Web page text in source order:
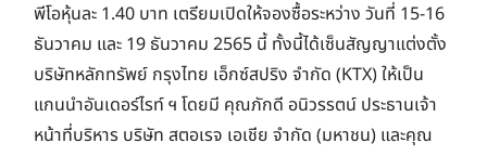
พีโอหุ้นละ 1.40 บาท เตรียมเปิดให้จองซื้อระหว่าง วันที่ 15-16
ธันวาคม และ 19 ธันวาคม 2565 นี้ ทั้งนี้ได้เซ็นสัญญาแต่งตั้ง
บริษัทหลักทรัพย์ กรุงไทย เอ็กซ์สปริง จำกัด (KTX) ให้เป็น
แกนนำอันเดอร์ไรท์ ฯ โดยมี คุณภักดี อนิวรรตน์ ประธานเจ้า
หน้าที่บริหาร บริษัท สตอเรจ เอเชีย จำกัด (มหาชน) และคุณ